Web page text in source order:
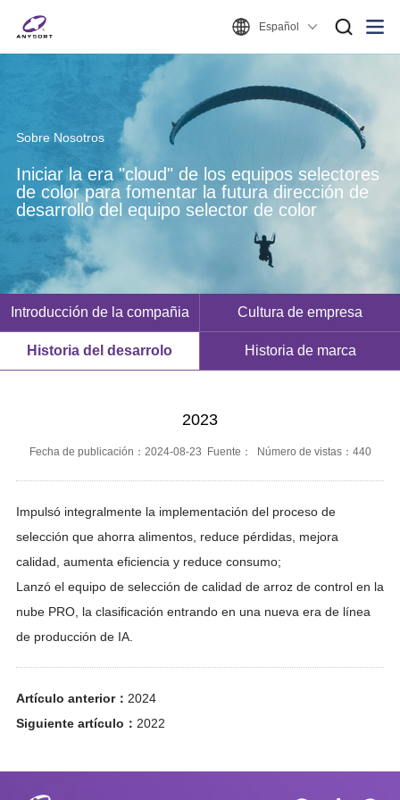
Español
Sobre Nosotros
Iniciar la era "cloud" de los equipos selectores
de color para fomentar la futura dirección de
desarrollo del equipo selector de color
Introducción de la compañia Cultura de empresa
Historia del desarrolo Historia de marca
2023
Fecha de publicación：2024-08-23 Fuente： Número de vistas：440
Impulsó integralmente la implementación del proceso de
selección que ahorra alimentos, reduce pérdidas, mejora
calidad, aumenta eficiencia y reduce consumo;
Lanzó el equipo de selección de calidad de arroz de control en la
nube PRO, la clasificación entrando en una nueva era de línea
de producción de IA.
Artículo anterior： 2024
Siguiente artículo： 2022